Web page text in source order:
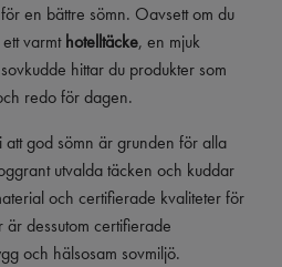
en bättre sömn. Oavsett om du
ett varmthotelltäcke, en mjuk
hittar du produkter som
redo för dagen.
att god sömn är grunden för alla
utvalda täcken och kuddar
och certifierade kvaliteter för
dessutom certifierade
och hälsosam sovmiljö.